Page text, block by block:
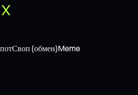
Своп (обмен)Meme